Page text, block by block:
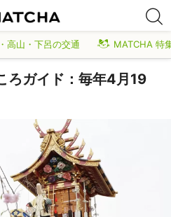
高山・下呂の交通 MATCHA 特
ろガイド：毎年4月19